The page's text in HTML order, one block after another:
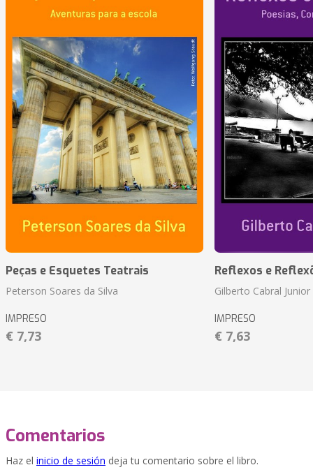
Peças e Esquetes Teatrais
Peterson Soares da Silva
IMPRESO
€ 7,73
Reflexos e
Gilberto Cabral Junior
IMPRESO
€ 7,63
Comentarios
Haz el inicio de sesión deja tu comentario sobre el libro.